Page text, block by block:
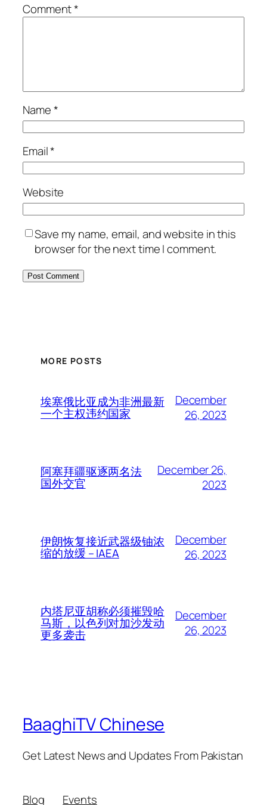
Comment*
Name*
Email*
Website
Save my name, email, and website in this
browser for the next time I comment.
MORE POSTS
埃塞俄比亚成为非洲最新
一个主权违约国家
December
26, 2023
阿塞拜疆驱逐两名法
国外交官
December 26,
2023
伊朗恢复接近武器级铀浓
缩的放缓 – IAEA
December
26, 2023
内塔尼亚胡称必须摧毁哈
马斯，以色列对加沙发动
更多袭击
December
26, 2023
BaaghiTV Chinese
Get Latest News and Updates From Pakistan
Blog Events